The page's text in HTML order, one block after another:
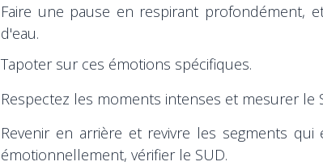
Faire une pause en respirant profondément,
d'eau.
Tapoter sur ces émotions spécifiques.
Respectez les moments intenses et mesurer le
Revenir en arrière et revivre les segments
émotionnellement, vérifier le SUD.